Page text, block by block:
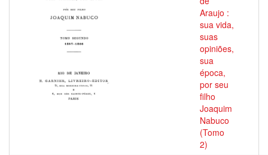
Araujo :
sua vida,
suas
opiniões,
sua
época,
por seu
filho
Joaquim
Nabuco
(Tomo
2)